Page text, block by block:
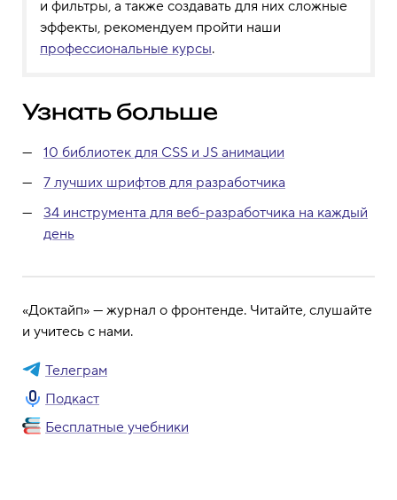
и фильтры, а также создавать для них сложные
эффекты, рекомендуем пройти наши
профессиональные курсы.
Узнать больше
10 библиотек для CSS и JS анимации
7 лучших шрифтов для разработчика
34 инструмента для веб-разработчика на каждый
день
«Доктайп» — журнал о фронтенде. Читайте, слушайте
и учитесь с нами.
Телеграм
Подкаст
Бесплатные учебники